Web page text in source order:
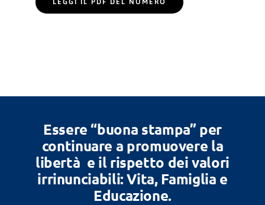
LEGGI IL PDF DEL NUMERO
Essere “buona stampa” per
continuare a promuovere la
libertà e il rispetto dei valori
irrinunciabili: Vita, Famiglia e
Educazione.